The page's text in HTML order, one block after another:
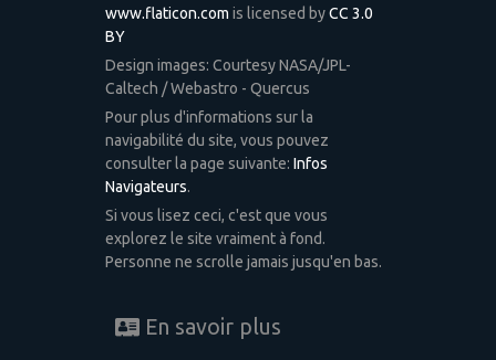
www.flaticon.com is licensed byCC 3.0
BY
Design images: Courtesy NASA/JPL-
Caltech / Webastro - Quercus
Pour plus d'informations sur la
navigabilité du site, vous pouvez
consulter la page suivante: Infos
Navigateurs.
Si vous lisez ceci, c'est que vous
explorez le site vraiment à fond.
Personne ne scrolle jamais jusqu'en bas.
En savoir plus